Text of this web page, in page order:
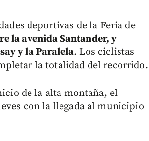
deportivas de la Feria de
la avenida Santander, y
y la Paralela. Los ciclistas
la totalidad del recorrido.
de la alta montaña, el
con la llegada al municipio